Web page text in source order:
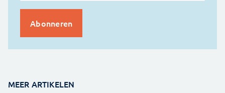
MEER ARTIKELEN